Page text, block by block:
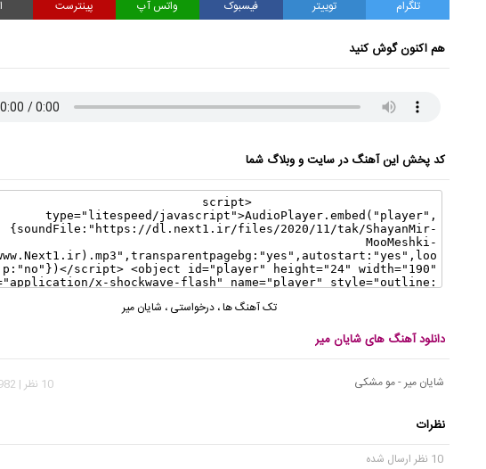
تلگرام توییتر فیسبوک واتس آپ پینترست
هم اکنون گوش کنید
کد پخش این آهنگ در سایت و وبلاگ شما
تک آهنگ ها، درخواستی ، شایان میر
دانلود آهنگ های شایان میر
شایان میر - مو‌ مشکی 10 نظر | 22,982 بازدید
نظرات
10 نظر ارسال شده